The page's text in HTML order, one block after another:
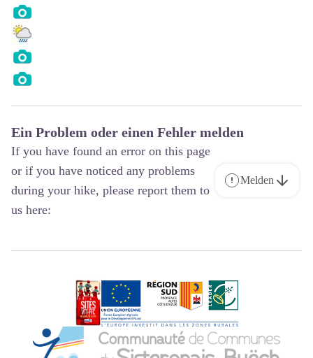
Ein Problem oder einen Fehler melden
If you have found an error on this page
or if you have noticed any problems
during your hike, please report them to
us here:
Melden